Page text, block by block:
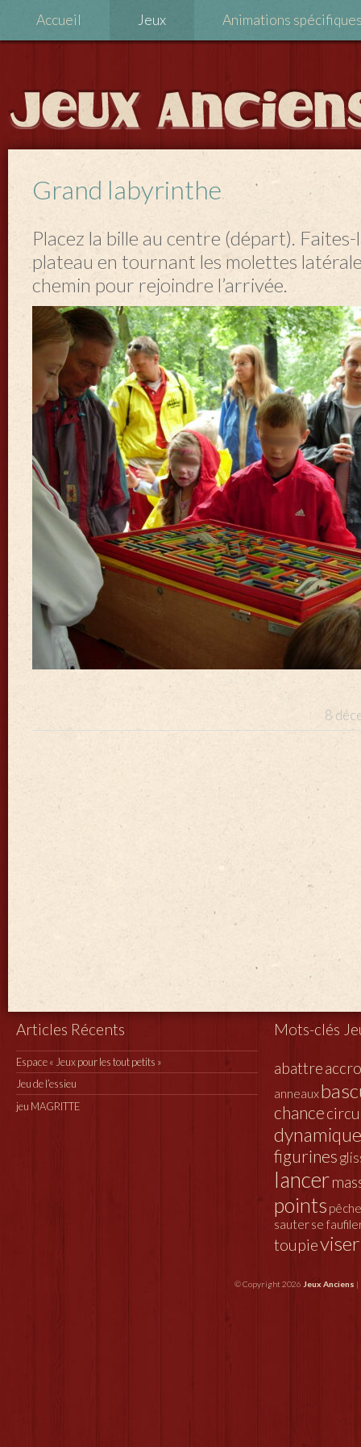
Accueil Jeux Animations
Grand labyrinthe
Placez la bille au centre (départ).
plateau en tournant les molettes
chemin pour rejoindre l’arrivée.
8
Articles Récents
Espace « Jeux pour les tout petits »
Jeu de l’essieu
jeu MAGRITTE
Mots-clés
abattre
anneaux
chance
dynamique
figurines
lancer
points
sauterse
toupieviser
© Copyright 2026 Jeux Anciens |